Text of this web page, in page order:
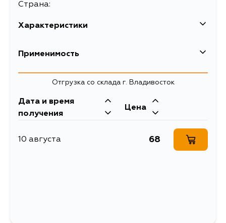
Страна:
Характеристики
EAN-13
Применимость
Отгрузка со склада г. Владивосток
Дата и время
получения
Цена
10 августа 68